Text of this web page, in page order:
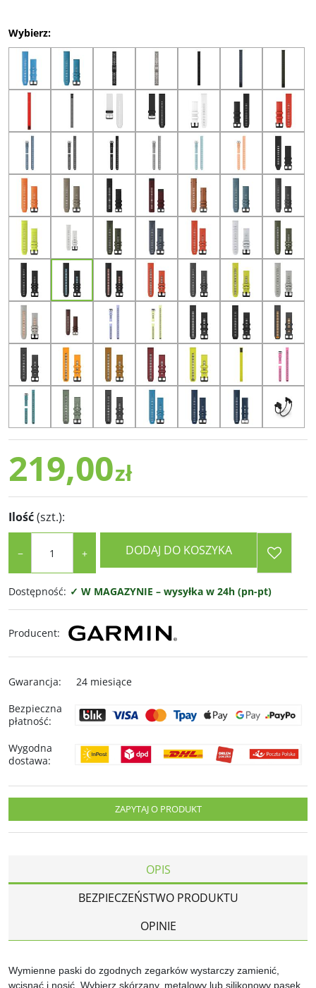
Wybierz:
219,00zł
Ilość(szt.):
− + DODAJ DO KOSZYKA
Dostępność: ✓ W MAGAZYNIE – wysyłka w 24h (pn-pt)
Producent:
Gwarancja:
24 miesiące
Bezpieczna
płatność:
Wygodna
dostawa:
ZAPYTAJ O PRODUKT
OPIS
BEZPIECZEŃSTWO PRODUKTU
OPINIE
Wymienne paski do zgodnych zegarków wystarczy zamienić,
wcisnąć i nosić. Wybierz skórzany, metalowy lub silikonowy pasek,